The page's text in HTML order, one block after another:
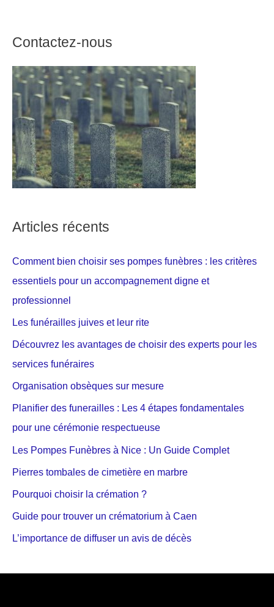
Contactez-nous
Articles récents
Comment bien choisir ses pompes funèbres : les critères
essentiels pour un accompagnement digne et
professionnel
Les funérailles juives et leur rite
Découvrez les avantages de choisir des experts pour les
services funéraires
Organisation obsèques sur mesure
Planifier des funerailles : Les 4 étapes fondamentales
pour une cérémonie respectueuse
Les Pompes Funèbres à Nice : Un Guide Complet
Pierres tombales de cimetière en marbre
Pourquoi choisir la crémation ?
Guide pour trouver un crématorium à Caen
L’importance de diffuser un avis de décès